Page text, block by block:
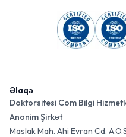
Əlaqə
Doktorsitesi Com Bilgi
Anonim Şirkət
Maslak Mah. Ahi Evran Cd.